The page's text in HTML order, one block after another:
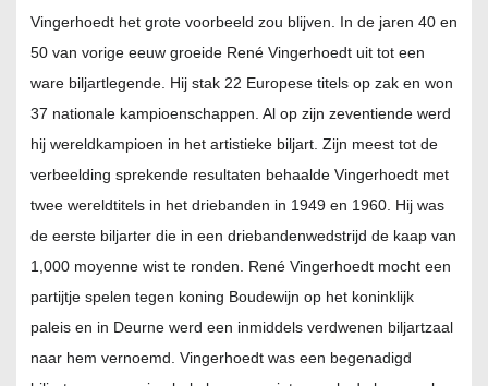
Vingerhoedt het grote voorbeeld zou blijven. In de jaren 40 en
50 van vorige eeuw groeide René Vingerhoedt uit tot een
ware biljartlegende. Hij stak 22 Europese titels op zak en won
37 nationale kampioenschappen. Al op zijn zeventiende werd
hij wereldkampioen in het artistieke biljart. Zijn meest tot de
verbeelding sprekende resultaten behaalde Vingerhoedt met
twee wereldtitels in het driebanden in 1949 en 1960. Hij was
de eerste biljarter die in een driebandenwedstrijd de kaap van
1,000 moyenne wist te ronden. René Vingerhoedt mocht een
partijtje spelen tegen koning Boudewijn op het koninklijk
paleis en in Deurne werd een inmiddels verdwenen biljartzaal
naar hem vernoemd. Vingerhoedt was een begenadigd